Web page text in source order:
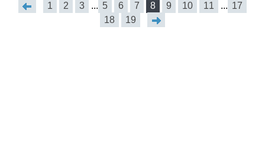
1 2 3 ... 5 6 7 8 9 10 11 ... 17
18
19